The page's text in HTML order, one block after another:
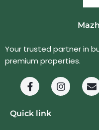
Your trusted partner in
premium properties.
Quick link